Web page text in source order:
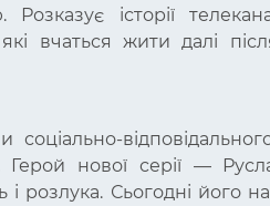
історії
вчаться жити далі
Герой нової серії —
розлука. Сьогодні його